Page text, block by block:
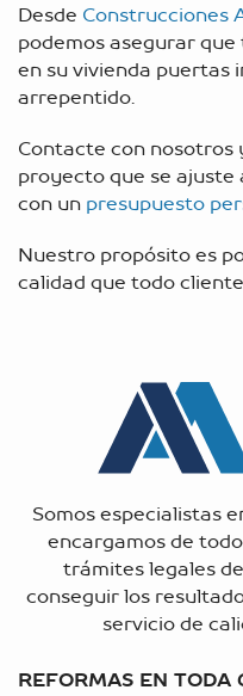
Desde Construcciones
podemos asegurar
en su vivienda puertas
arrepentido.
Contacte con nosotros
proyecto que se ajuste
con un presupuesto
Nuestro propósito es
calidad que todo
Somos especialistas
encargamos de
trámites legales
conseguir los
servicio de
REFORMAS EN TODA